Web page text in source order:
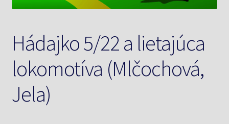
Hádajko 5/22 a lietajúca
lokomotíva (Mlčochová,
Jela)